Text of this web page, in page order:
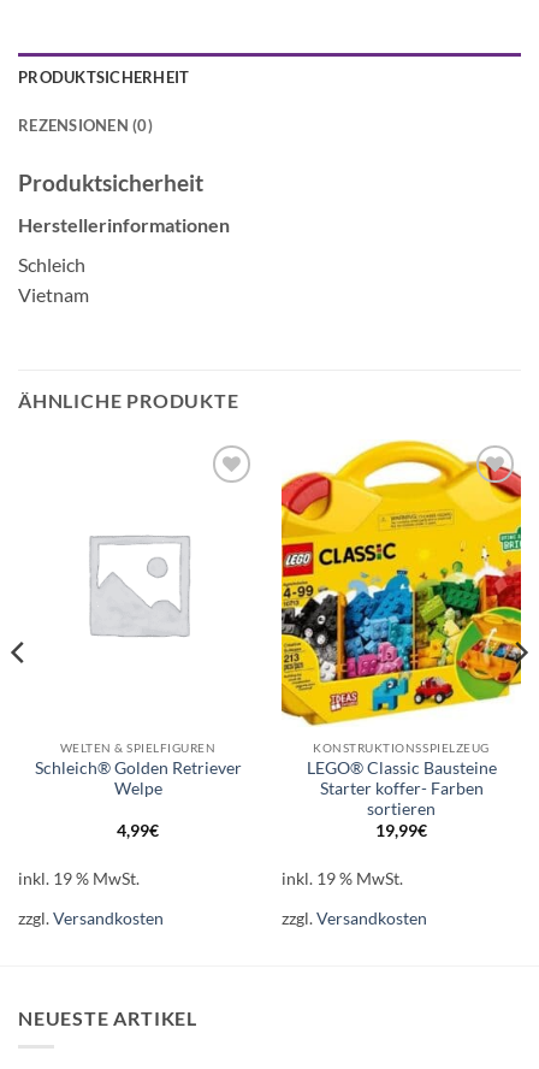
PRODUKTSICHERHEIT
REZENSIONEN (0)
Produktsicherheit
Herstellerinformationen
Schleich
Vietnam
ÄHNLICHE PRODUKTE
WELTEN & SPIELFIGUREN
Schleich® Golden Retriever
Welpe
4,99€
inkl. 19 % MwSt.
zzgl.Versandkosten
Auf die
Wunschliste
KONSTRUKTIONSSPIELZEUG
LEGO® Classic Bausteine
Starter koffer- Farben
sortieren
19,99€
inkl. 19 % MwSt.
zzgl.Versandkosten
NEUESTE ARTIKEL